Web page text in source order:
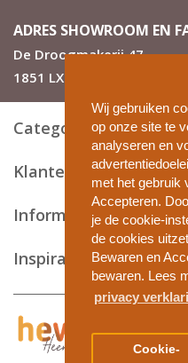
Wij gebruiken
op onze site te
analyseren en
met het gebruik
Accepteren.
je de cookie-
de cookies
Bewaren en
bewaren. Lees
privacy
Cookie-
ADRES SHOWROOM EN
De Droogmakerij 47
1851 LX Heiloo
Categorieën
Klantenservice
Informatie en tips
Inspiratie